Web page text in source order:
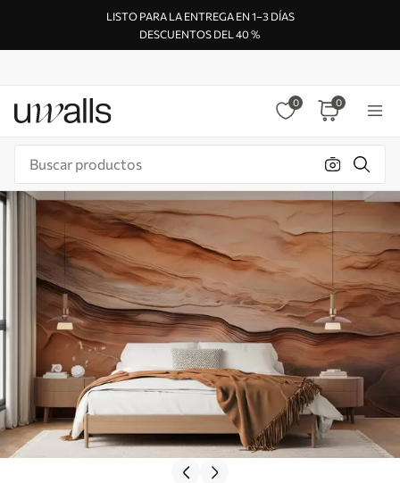
LISTO PARA LA ENTREGA EN 1–3 DÍAS
DESCUENTOS DEL 40 %
0 0